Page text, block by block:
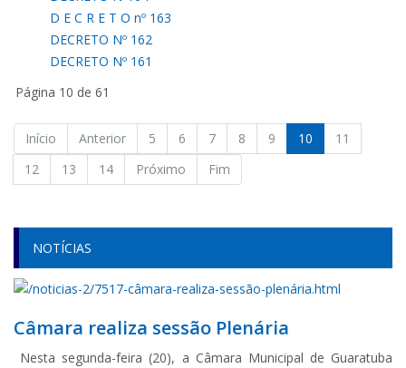
D E C R E T O nº 163
DECRETO Nº 162
DECRETO Nº 161
Página 10 de 61
Início Anterior 5 6 7 8 9 10
11
12
13 14 Próximo Fim
NOTÍCIAS
Câmara realiza sessão Plenária
Nesta segunda-feira (20), a Câmara Municipal de Guaratuba